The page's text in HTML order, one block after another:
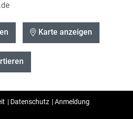
Karte anzeigen
| Datenschutz |Anmeldung